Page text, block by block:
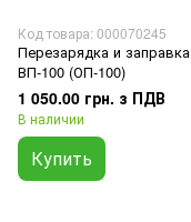
Код товара: 000070245
Перезарядка и заправка
ВП-100 (ОП-100)
1 050.00 грн. з ПДВ
В наличии
Купить